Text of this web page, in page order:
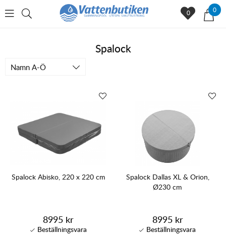
0
0
Spalock
Namn A-Ö
Spalock Abisko, 220 x 220 cm
8995 kr
Spalock Dallas XL & Orion,
Ø230 cm
8995 kr